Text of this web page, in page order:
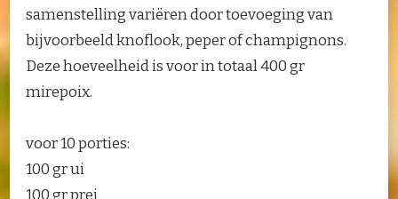
samenstelling variëren door toevoeging van
bijvoorbeeld knoflook, peper of champignons.
Deze hoeveelheid is voor in totaal 400 gr
mirepoix.
voor 10 porties:
100 gr ui